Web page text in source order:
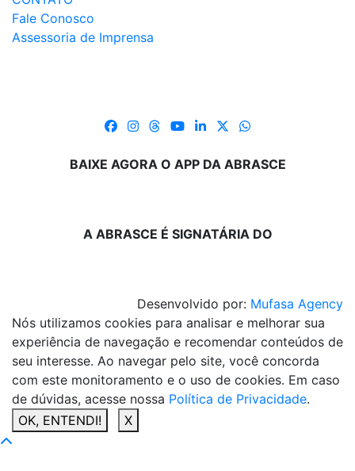
Fale Conosco
Assessoria de Imprensa
BAIXE AGORA O APP DA ABRASCE
A ABRASCE É SIGNATÁRIA DO
Desenvolvido por: Mufasa Agency
Nós utilizamos cookies para analisar e melhorar sua
experiência de navegação e recomendar conteúdos de
seu interesse. Ao navegar pelo site, você concorda
com este monitoramento e o uso de cookies. Em caso
de dúvidas, acesse nossa Política de Privacidade.
OK, ENTENDI!
X